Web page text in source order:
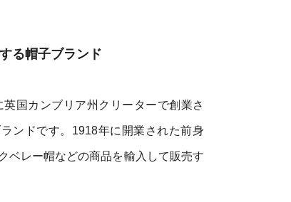
る帽子ブランド
英国カンブリア州クリーターで創業さ
ンドです。1918年に開業された前身
ベレー帽などの商品を輸入して販売す